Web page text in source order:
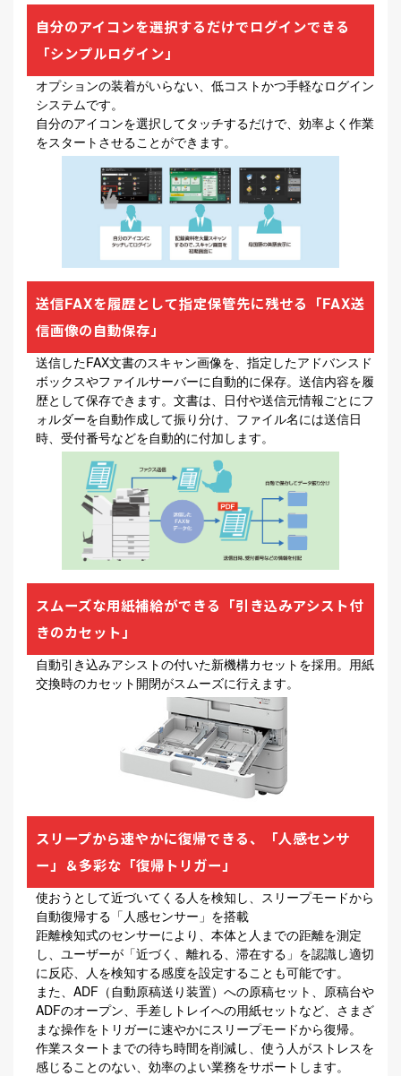
自分のアイコンを選択するだけでログインできる
「シンプルログイン」
オプションの装着がいらない、低コストかつ手軽なログイン
システムです。
自分のアイコンを選択してタッチするだけで、効率よく作業
をスタートさせることができます。
送信FAXを履歴として指定保管先に残せる「FAX送
信画像の自動保存」
送信したFAX文書のスキャン画像を、指定したアドバンスド
ボックスやファイルサーバーに自動的に保存。送信内容を履
歴として保存できます。文書は、日付や送信元情報ごとにフ
ォルダーを自動作成して振り分け、ファイル名には送信日
時、受付番号などを自動的に付加します。
スムーズな用紙補給ができる「引き込みアシスト付
きのカセット」
自動引き込みアシストの付いた新機構カセットを採用。用紙
交換時のカセット開閉がスムーズに行えます。
スリープから速やかに復帰できる、「人感センサ
ー」＆多彩な「復帰トリガー」
使おうとして近づいてくる人を検知し、スリープモードから
自動復帰する「人感センサー」を搭載
距離検知式のセンサーにより、本体と人までの距離を測定
し、ユーザーが「近づく、離れる、滞在する」を認識し適切
に反応、人を検知する感度を設定することも可能です。
また、ADF（自動原稿送り装置）への原稿セット、原稿台や
ADFのオープン、手差しトレイへの用紙セットなど、さまざ
まな操作をトリガーに速やかにスリープモードから復帰。
作業スタートまでの待ち時間を削減し、使う人がストレスを
感じることのない、効率のよい業務をサポートします。